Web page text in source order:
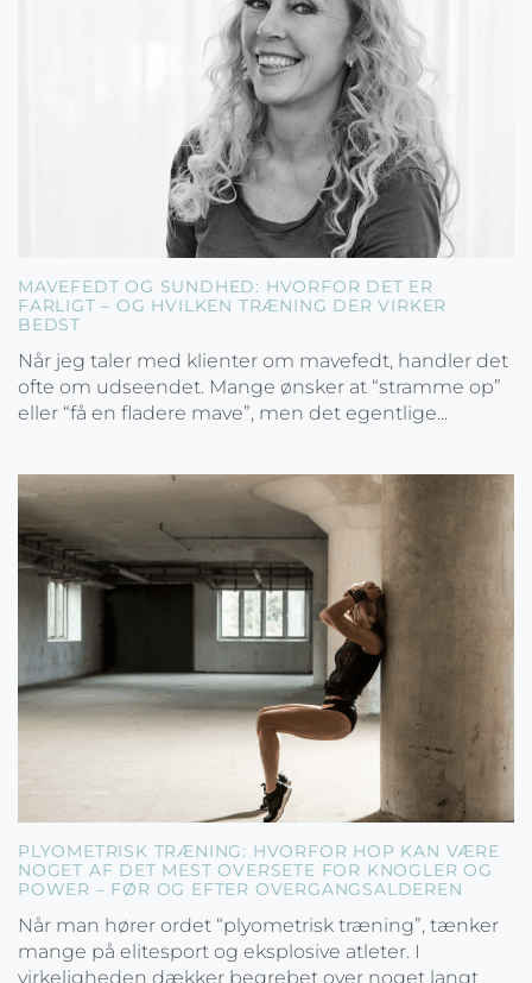
MAVEFEDT OG SUNDHED: HVORFOR DET ER
FARLIGT – OG HVILKEN TRÆNING DER VIRKER
BEDST
Når jeg taler med klienter om mavefedt, handler det
ofte om udseendet. Mange ønsker at “stramme op”
eller “få en fladere mave”, men det egentlige...
PLYOMETRISK TRÆNING: HVORFOR HOP KAN VÆRE
NOGET AF DET MEST OVERSETE FOR KNOGLER OG
POWER – FØR OG EFTER OVERGANGSALDEREN
Når man hører ordet “plyometrisk træning”, tænker
mange på elitesport og eksplosive atleter. I
virkeligheden dækker begrebet over noget langt